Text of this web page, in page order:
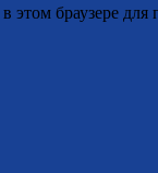
этом браузере